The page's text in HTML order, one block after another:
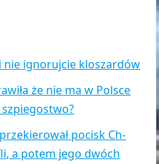
nie ignorujcie kloszardów
że nie ma w Polsce
pocisk Ch-
a potem jego dwóch